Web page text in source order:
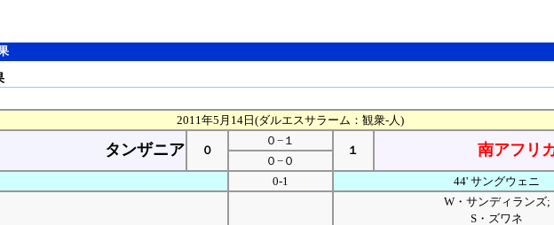
2011年5月14日(ダルエスサラーム：観衆-人)
タンザニア ０
０−１
１ 南アフリ
０−０
0-1
44' サングウェニ
W・サンディランズ;
S・ズワネ